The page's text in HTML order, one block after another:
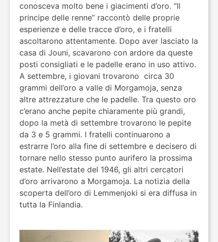
conosceva molto bene i giacimenti d’oro. “Il
principe delle renne” raccontò delle proprie
esperienze e delle tracce d’oro, e i fratelli
ascoltarono attentamente. Dopo aver lasciato la
casa di Jouni, scavarono con ardore da queste
posti consigliati e le padelle erano in uso attivo.
A settembre, i giovani trovarono circa 30
grammi dell’oro a valle di Morgamoja, senza
altre attrezzature che le padelle. Tra questo oro
c’erano anche pepite chiaramente più grandi,
dopo la metà di settembre trovarono le pepite
da 3 e 5 grammi. I fratelli continuarono a
estrarre l’oro alla fine di settembre e decisero di
tornare nello stesso punto aurifero la prossima
estate. Nell’estate del 1946, gli altri cercatori
d’oro arrivarono a Morgamoja. La notizia della
scoperta dell’oro di Lemmenjoki si era diffusa in
tutta la Finlandia.